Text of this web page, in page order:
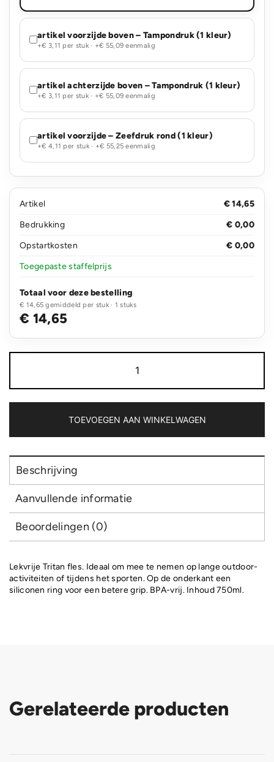
artikel voorzijde boven – Tampondruk (1 kleur)
+€ 3,11 per stuk · +€ 55,09 eenmalig
artikel achterzijde boven – Tampondruk (1 kleur)
+€ 3,11 per stuk · +€ 55,09 eenmalig
artikel voorzijde – Zeefdruk rond (1 kleur)
+€ 4,11 per stuk · +€ 55,25 eenmalig
Artikel
€ 14,65
Bedrukking
€ 0,00
Opstartkosten
€ 0,00
Toegepaste staffelprijs
Totaal voor deze bestelling
€ 14,65 gemiddeld per stuk · 1 stuks
€ 14,65
fles
TOEVOEGEN AAN WINKELWAGEN
Beschrijving
Aanvullende informatie
Beoordelingen (0)
Lekvrije Tritan fles. Ideaal om mee te nemen op lange outdoor-
activiteiten of tijdens het sporten. Op de onderkant een
siliconen ring voor een betere grip. BPA-vrij. Inhoud 750ml.
Gerelateerde producten